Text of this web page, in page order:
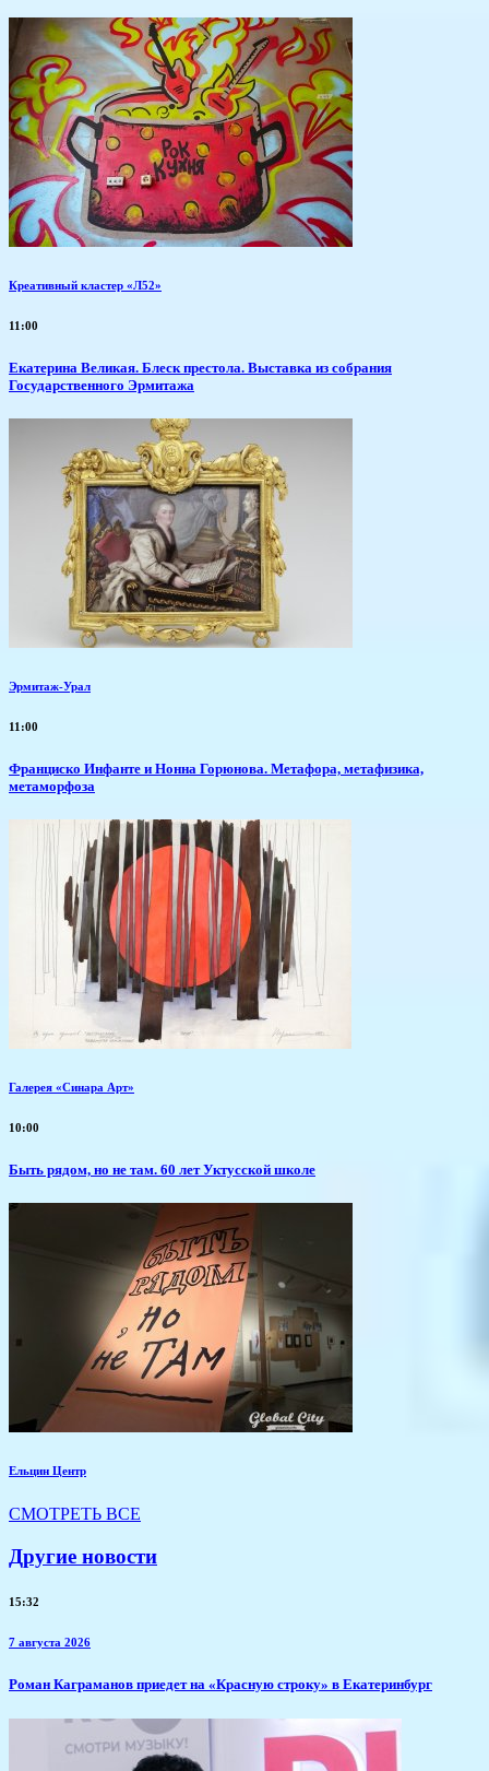
Креативный кластер «Л52»
11:00
Екатерина Великая. Блеск престола. Выставка из собрания
Государственного Эрмитажа
Эрмитаж-Урал
11:00
Франциско Инфанте и Нонна Горюнова. Метафора, метафизика,
метаморфоза
Галерея «Синара Арт»
10:00
Быть рядом, но не там. 60 лет Уктусской школе
Ельцин Центр
СМОТРЕТЬ ВСЕ
Другие новости
15:32
7 августа 2026
​Роман Каграманов приедет на «Красную строку» в Екатеринбург